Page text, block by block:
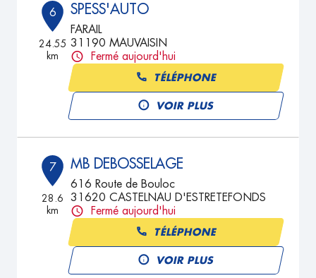
6
24.55
km
SPESS'AUTO
FARAIL
31190 MAUVAISIN
Fermé aujourd'hui
TÉLÉPHONE
VOIR PLUS
7
28.6
km
MB DEBOSSELAGE
616 Route de Bouloc
31620 CASTELNAU D'ESTRETEFONDS
Fermé aujourd'hui
TÉLÉPHONE
VOIR PLUS